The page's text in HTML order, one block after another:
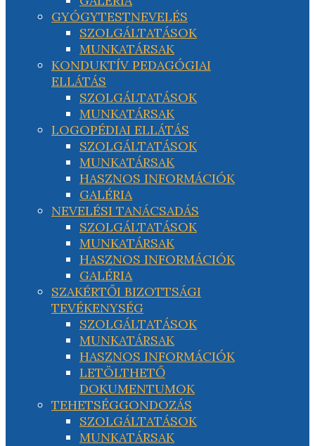
GYÓGYTESTNEVELÉS
SZOLGÁLTATÁSOK
MUNKATÁRSAK
KONDUKTÍV PEDAGÓGIAI
ELLÁTÁS
SZOLGÁLTATÁSOK
MUNKATÁRSAK
LOGOPÉDIAI ELLÁTÁS
SZOLGÁLTATÁSOK
MUNKATÁRSAK
HASZNOS INFORMÁCIÓK
GALÉRIA
NEVELÉSI TANÁCSADÁS
SZOLGÁLTATÁSOK
MUNKATÁRSAK
HASZNOS INFORMÁCIÓK
GALÉRIA
SZAKÉRTŐI BIZOTTSÁGI
TEVÉKENYSÉG
SZOLGÁLTATÁSOK
MUNKATÁRSAK
HASZNOS INFORMÁCIÓK
LETÖLTHETŐ
DOKUMENTUMOK
TEHETSÉGGONDOZÁS
SZOLGÁLTATÁSOK
MUNKATÁRSAK